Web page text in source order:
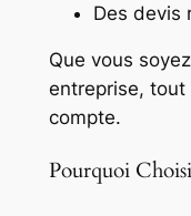
Des devis
Que vous
entreprise, tout
compte.
Pourquoi